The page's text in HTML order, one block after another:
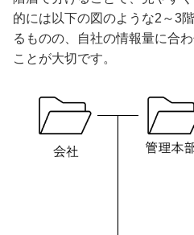
的には以下の図のような2～3
るものの、自社の情報量に合
ことが大切です。